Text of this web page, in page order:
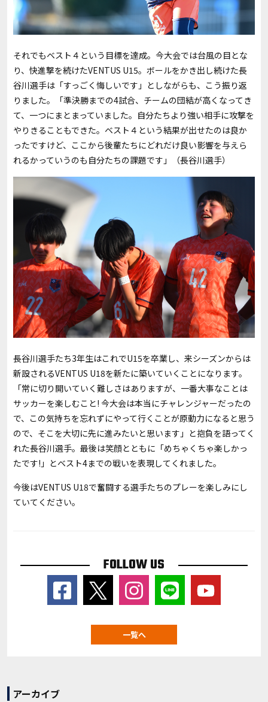
それでもベスト４という目標を達成。今大会では台風の目とな
り、快進撃を続けたVENTUS U15。ボールをかき出し続けた長
谷川選手は「すっごく悔しいです」としながらも、こう振り返
りました。「準決勝までの4試合、チームの団結が高くなってき
て、一つにまとまっていました。自分たちより強い相手に攻撃を
やりきることもできた。ベスト４という結果が出せたのは良か
ったですけど、ここから後輩たちにどれだけ良い影響を与えら
れるかっていうのも自分たちの課題です」（長谷川選手）
長谷川選手たち3年生はこれでU15を卒業し、来シーズンからは
新設されるVENTUS U18を新たに築いていくことになります。
「常に切り開いていく難しさはありますが、一番大事なことは
サッカーを楽しむこと! 今大会は本当にチャレンジャーだったの
で、この気持ちを忘れずにやって行くことが原動力になると思う
ので、そこを大切に先に進みたいと思います」と抱負を語ってく
れた長谷川選手。最後は笑顔とともに「めちゃくちゃ楽しかっ
たです! 」とベスト4までの戦いを表現してくれました。
今後はVENTUS U18で奮闘する選手たちのプレーを楽しみにし
ていてください。
FOLLOW US
一覧へ
アーカイブ